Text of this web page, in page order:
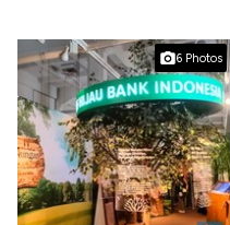
6 Photos